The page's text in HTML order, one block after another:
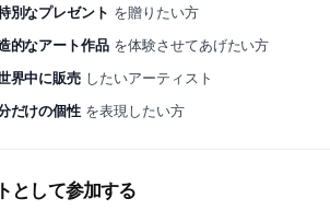
別なプレゼント を贈りたい方
的なアート作品 を体験させてあげたい方
界中に販売 したいアーティスト
だけの個性 を表現したい方
として参加する